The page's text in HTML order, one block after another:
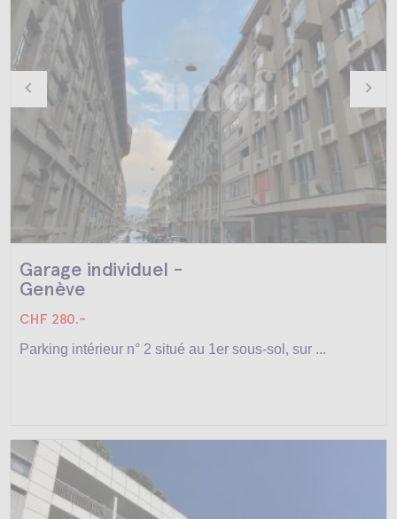
Garage individuel -
Genève
CHF 280.-
Parking intérieur n° 2 situé au 1er sous-sol, sur ...